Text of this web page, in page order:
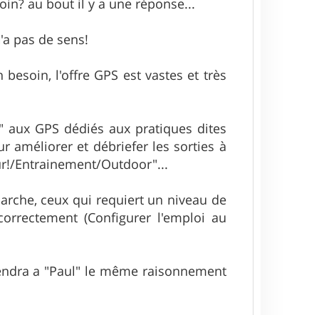
pas de sens!
l'offre GPS est vastes et très
GPS dédiés aux pratiques dites
améliorer et débriefer les sorties à
Entrainement/Outdoor"...
ceux qui requiert un niveau de
(Configurer l'emploi au
a "Paul" le même raisonnement